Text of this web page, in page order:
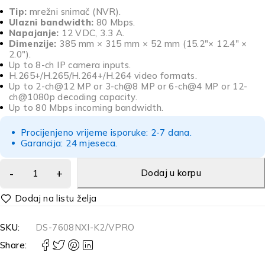
Tip: mrežni snimač (NVR).
Ulazni bandwidth: 80 Mbps.
Napajanje: 12 VDC, 3.3 A.
Dimenzije: 385 mm × 315 mm × 52 mm (15.2″× 12.4″ ×
2.0″).
Up to 8-ch IP camera inputs.
H.265+/H.265/H.264+/H.264 video formats.
Up to 2-ch@12 MP or 3-ch@8 MP or 6-ch@4 MP or 12-
ch@1080p decoding capacity.
Up to 80 Mbps incoming bandwidth.
Procijenjeno vrijeme isporuke: 2-7 dana.
Garancija: 24 mjeseca.
Dodaj u korpu
Alternative:
SKU:
DS-7608NXI-K2/VPRO
Share: